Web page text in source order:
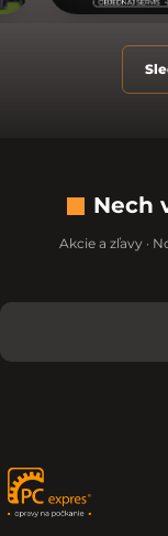
Nech
Akcie a zľavy ·
Zápätie